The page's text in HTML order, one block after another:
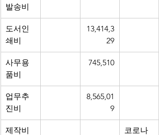
발송비
도서인
쇄비
13,414,3
29
사무용
품비
745,510
업무추
진비
8,565,01
9
제작비
코로나